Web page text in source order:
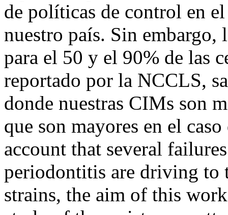
de políticas de control en
nuestro país. Sin embargo,
para el 50 y el 90% de las
reportado por la NCCLS,
donde nuestras CIMs son
que son mayores en el
account that several
periodontitis are driving to
strains, the aim of this